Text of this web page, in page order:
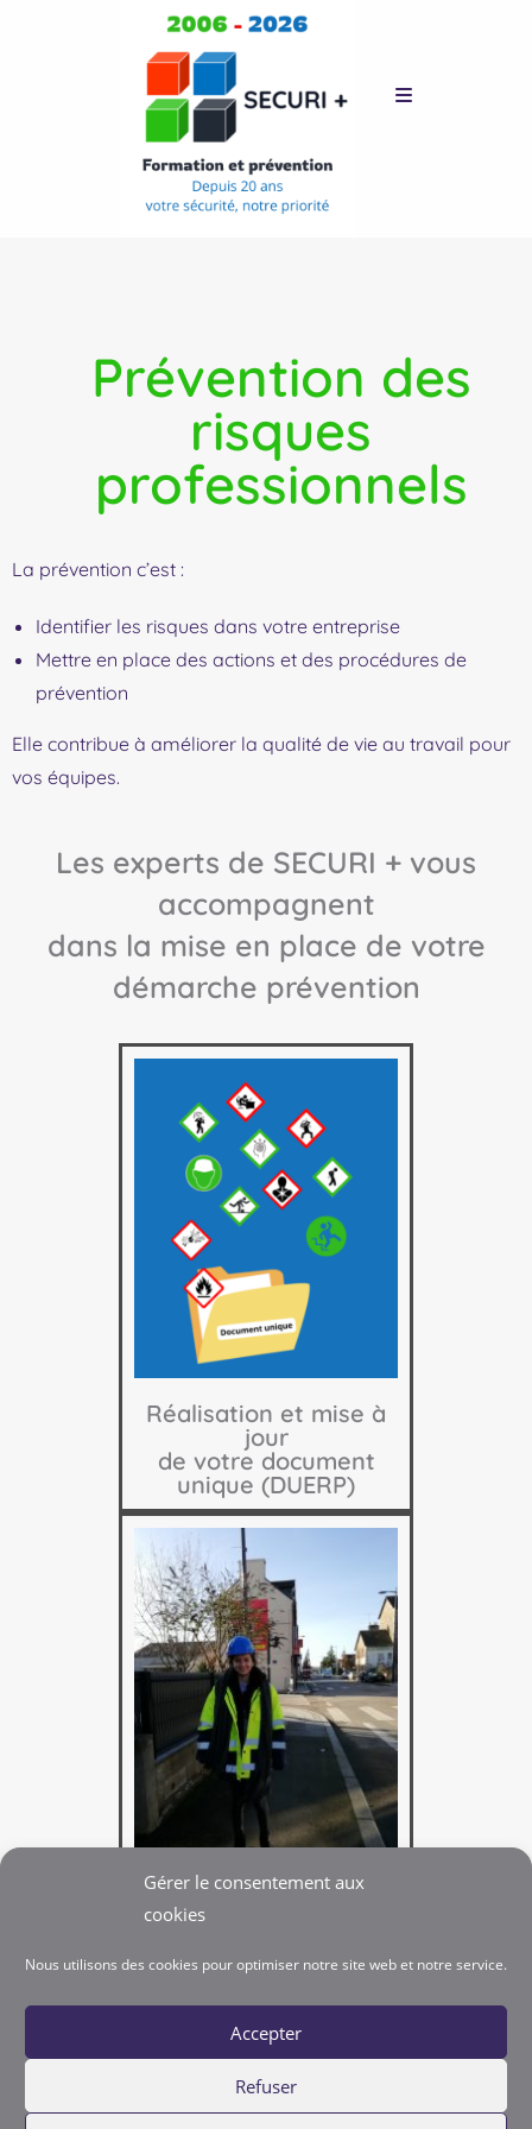
Gérer le consentement aux
cookies
Nous utilisons des cookies pour optimiser notre site web et notre service.
Accepter
Refuser
Prévention des
risques
professionnels
La prévention c’est :
Identifier les risques dans votre entreprise
Mettre en place des actions et des procédures de
prévention
Elle contribue à améliorer la qualité de vie au travail pour
vos équipes.
Les experts de SECURI + vous
accompagnent
dans la mise en place de votre
démarche prévention
Réalisation et mise à
jour
de votre document
unique (DUERP)
Accompagnement
de votre démarche par